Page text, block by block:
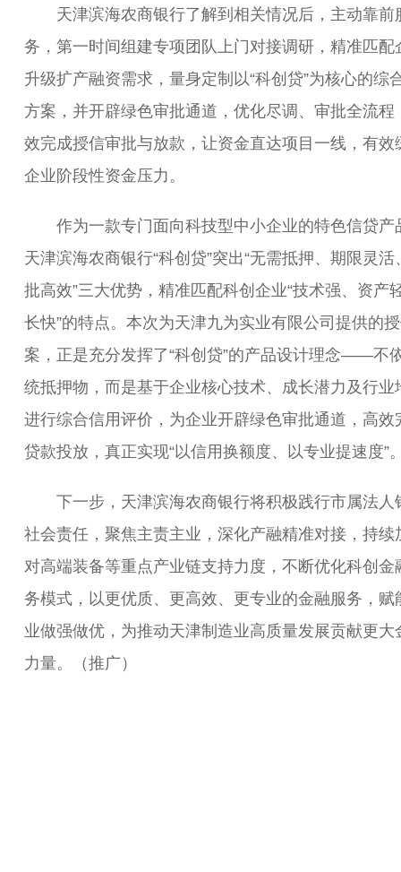
天津滨海农商银行了解到相关情况后，主动靠前
务，第一时间组建专项团队上门对接调研，精准匹配
升级扩产融资需求，量身定制以“科创贷”为核心的综
方案，并开辟绿色审批通道，优化尽调、审批全流程
效完成授信审批与放款，让资金直达项目一线，有效
企业阶段性资金压力。
作为一款专门面向科技型中小企业的特色信贷产
天津滨海农商银行“科创贷”突出“无需抵押、期限灵活
批高效”三大优势，精准匹配科创企业“技术强、资产
长快”的特点。本次为天津九为实业有限公司提供的
案，正是充分发挥了“科创贷”的产品设计理念——不
统抵押物，而是基于企业核心技术、成长潜力及行业
进行综合信用评价，为企业开辟绿色审批通道，高效
贷款投放，真正实现“以信用换额度、以专业提速度”
下一步，天津滨海农商银行将积极践行市属法人
社会责任，聚焦主责主业，深化产融精准对接，持续
对高端装备等重点产业链支持力度，不断优化科创金
务模式，以更优质、更高效、更专业的金融服务，赋
业做强做优，为推动天津制造业高质量发展贡献更大
力量。（推广）